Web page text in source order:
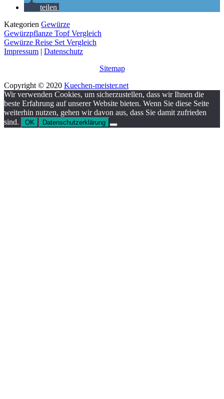
teilen
Kategorien Gewürze
Gewürzpflanze Topf Vergleich
Gewürze Reise Set Vergleich
Impressum | Datenschutz
Sitemap
Copyright © 2020 Kuechen-meister.net
Wir verwenden Cookies, um sicherzustellen, dass wir Ihnen die
beste Erfahrung auf unserer Website bieten. Wenn Sie diese Seite
weiterhin nutzen, gehen wir davon aus, dass Sie damit zufrieden
sind.
OK Datenschutzerklärung